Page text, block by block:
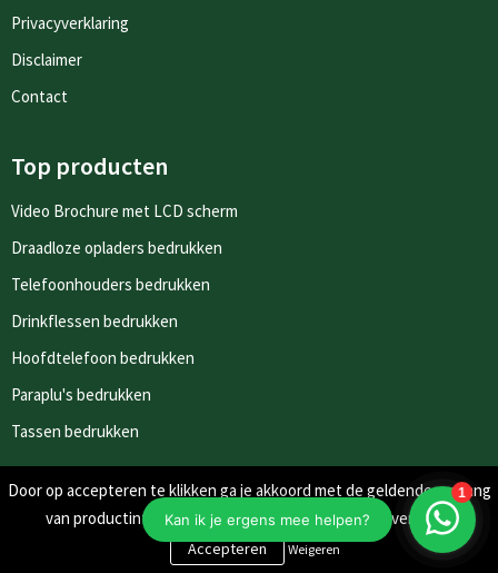
Privacyverklaring
Disclaimer
Contact
Top producten
Video Brochure met LCD scherm
Draadloze opladers bedrukken
Telefoonhouders bedrukken
Drinkflessen bedrukken
Hoofdtelefoon bedrukken
Paraplu's bedrukken
Tassen bedrukken
Nieuwsbrieven
Schrijf je in voor onze nieuwsbrief en mis nooit meer één van
onze leuke aanbiedingen of updates.
Door op accepteren te klikken ga je akkoord met de geldende omgang
van productinformatie zoals op de website wordt vermeld.
Weigeren